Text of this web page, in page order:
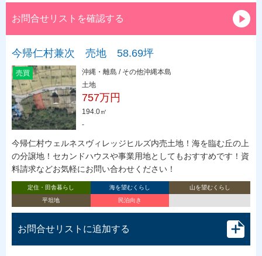
お問合せリストを確認する
今帰仁村兼次 売地 58.69坪
売買
沖縄・離島 / その他沖縄本島
土地
757万円
194.0㎡
-
今帰仁村ウェルネスヴィレッジヒルズ内売土地！海を臨む丘の上
の分譲地！セカンドハウスや事業用地としてもおすすめです！資
料請求などお気軽にお問い合わせください！
定住・田舎暮らし 海を望むくらし
山を望むくらし
平坦地
民泊向き
お問合せリストに追加する